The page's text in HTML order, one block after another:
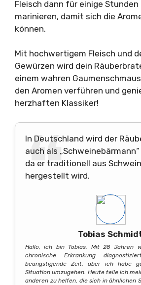
Fleisch dann für einige Stunden
marinieren, damit sich die
können.
Mit hochwertigem Fleisch und
Gewürzen wird dein
einem wahren
den Aromen verführen und
herzhaften Klassiker!
In Deutschland wird der
auch als
da er traditionell aus
hergestellt wird.
Tobias
Hallo, ich bin Tobias. Mit 28 Jahren
chronische Erkrankung
beängstigende Zeit, aber ich habe
Situation umzugehen. Heute teile ich
anderen zu helfen, die sich in ähnlichen